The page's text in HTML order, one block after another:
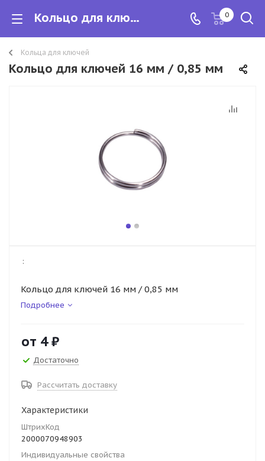
Кольцо для ключей 16 мм / 0,85 мм 0
Кольца для ключей
Кольцо для ключей 16 мм / 0,85 мм
:
Кольцо для ключей 16 мм / 0,85 мм
Подробнее
от 4 ₽
Достаточно
Рассчитать доставку
Характеристики
ШтрихКод
2000070948903
Индивидуальные свойства